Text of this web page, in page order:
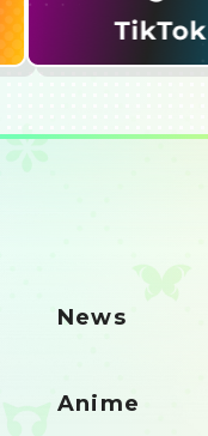
News
Anime